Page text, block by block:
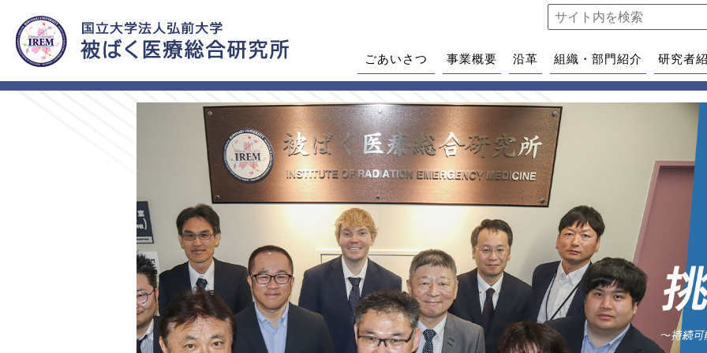
ごあいさつ 事業概要 沿革 組織・部門紹介 研究者